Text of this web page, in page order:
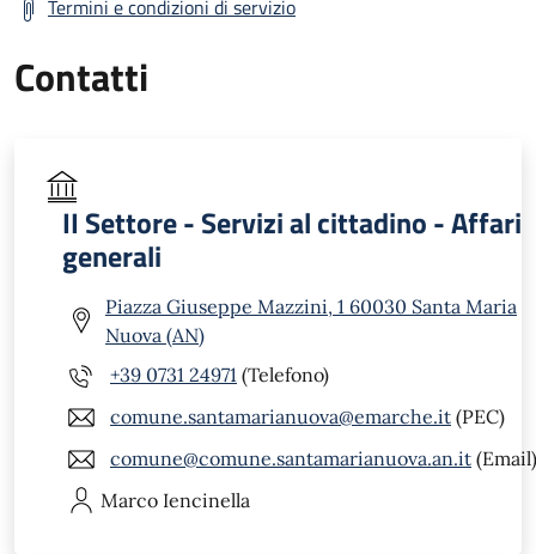
Termini e condizioni di servizio
Contatti
II Settore - Servizi al cittadino - Affari
generali
Piazza Giuseppe Mazzini, 1 60030 Santa Maria
Nuova (AN)
+39 0731 24971 (Telefono)
comune.santamarianuova@emarche.it (PEC)
comune@comune.santamarianuova.an.it (Email)
Marco Iencinella